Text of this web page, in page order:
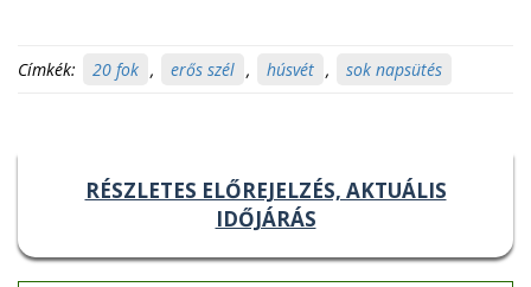
Címkék: 20 fok , erős szél , húsvét , sok napsütés
RÉSZLETES ELŐREJELZÉS, AKTUÁLIS
IDŐJÁRÁS